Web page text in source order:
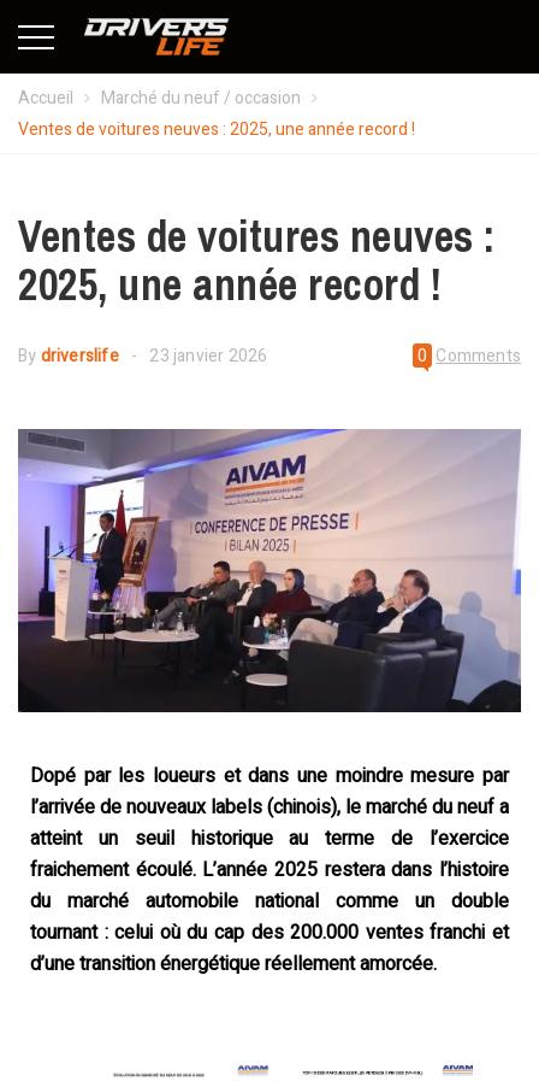
Accueil
Marché du neuf / occasion
Ventes de voitures neuves : 2025, une année record !
Ventes de voitures neuves :
2025, une année record !
Bydriverslife 23 janvier 2026 0 Comments
Dopé par les loueurs et dans une moindre mesure par
l’arrivée de nouveaux labels (chinois), le marché du neuf a
atteint un seuil historique au terme de l’exercice
fraichement écoulé. L’année 2025 restera dans l’histoire
du marché automobile national comme un double
tournant : celui où du cap des 200.000 ventes franchi et
d’une transition énergétique réellement amorcée.